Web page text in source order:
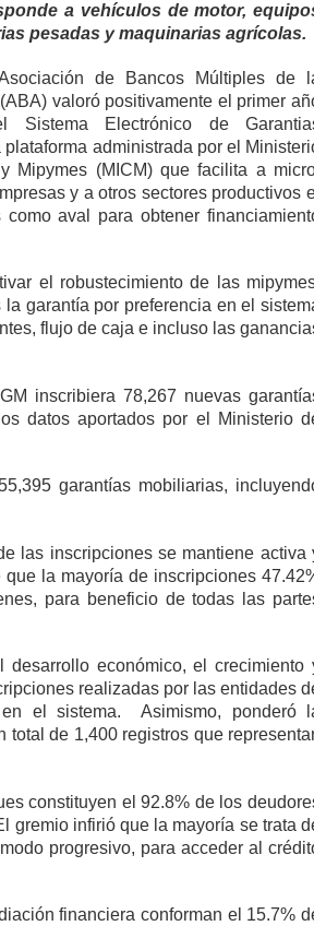
a vehículos de motor,
pesadas y maquinarias agrícolas.
de Bancos Múltiples de
valoró positivamente el primer
Sistema Electrónico de
administrada por el
Mipymes (MICM) que facilita a
y a otros sectores productivos
aval para obtener
el robustecimiento de las
garantía por preferencia en el
flujo de caja e incluso las
inscribiera 78,267 nuevas
datos aportados por el Ministerio
garantías mobiliarias,
las inscripciones se mantiene activa
la mayoría de inscripciones
para beneficio de todas las
económico, el crecimiento
realizadas por las entidades
el sistema. Asimismo, ponderó
de 1,400 registros que
constituyen el 92.8% de los
gremio infirió que la mayoría se trata
progresivo, para acceder al
financiera conforman el 15.7%